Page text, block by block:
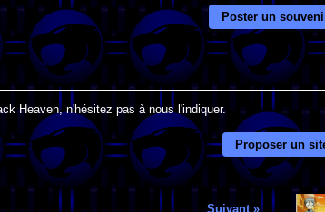
Poster un
Heaven, n'hésitez pas à nous l'indiquer.
Proposer un
Suivant »